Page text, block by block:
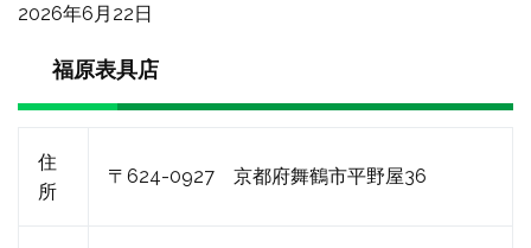
2026年6月22日
福原表具店
住
所
〒624-0927 京都府舞鶴市平野屋36